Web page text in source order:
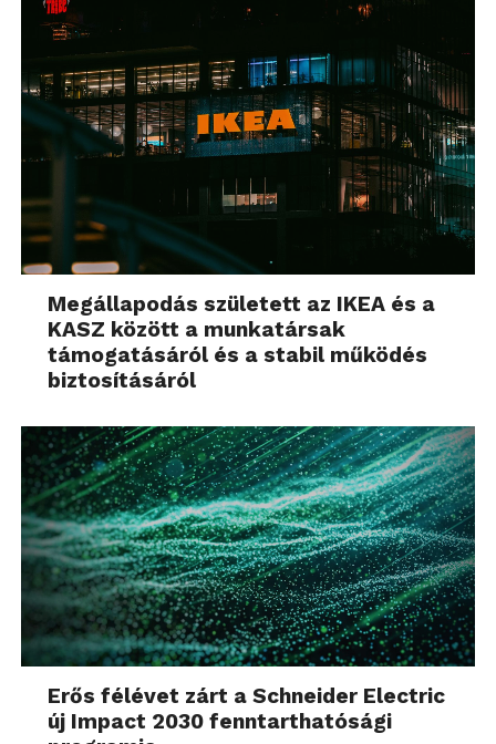
Megállapodás született az IKEA és a
KASZ között a munkatársak
támogatásáról és a stabil működés
biztosításáról
Erős félévet zárt a Schneider Electric
új Impact 2030 fenntarthatósági